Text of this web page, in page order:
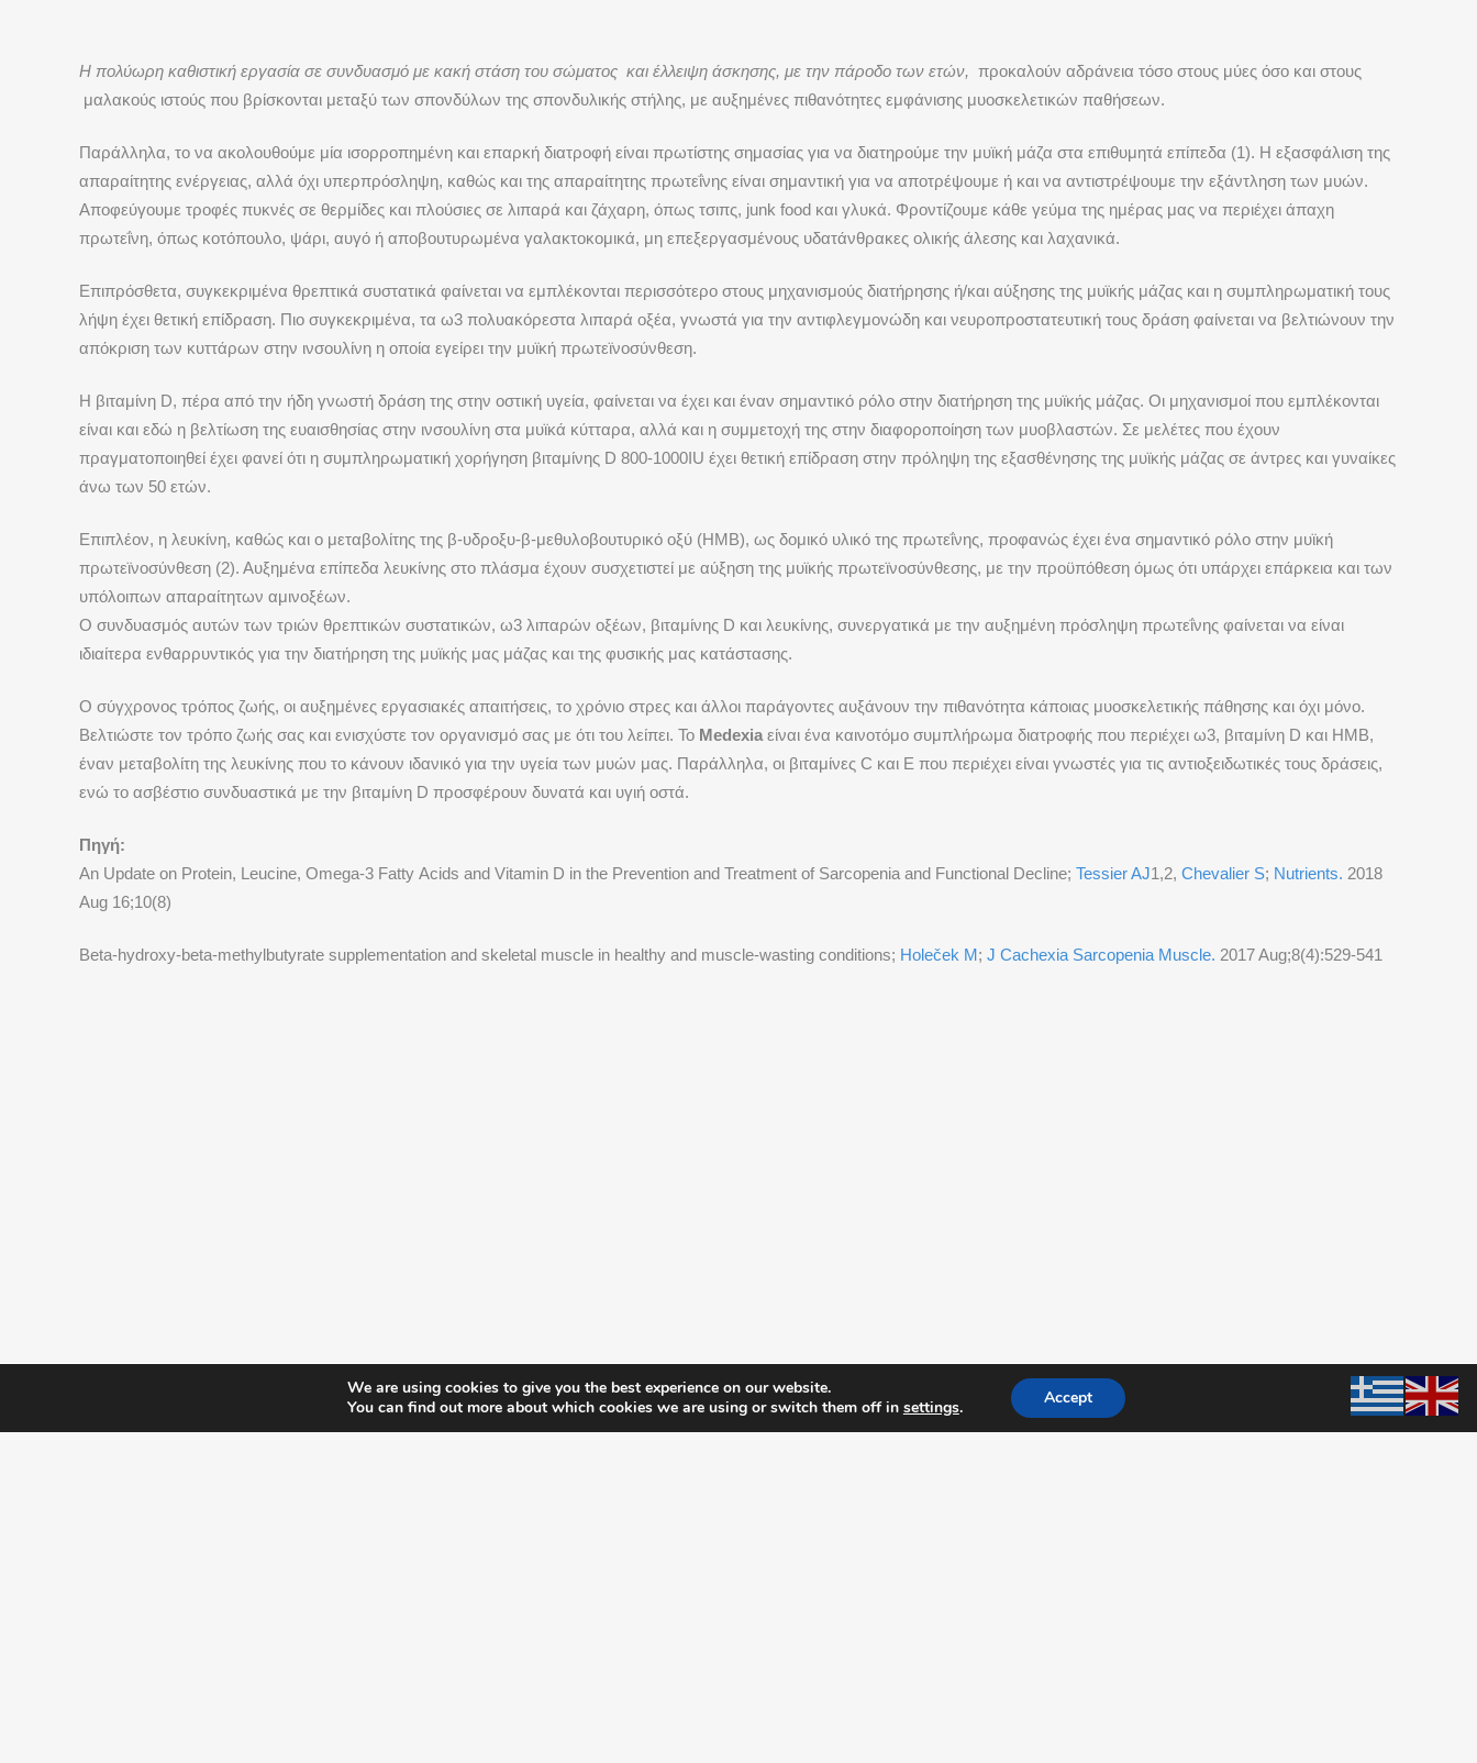
Η πολύωρη καθιστική εργασία σε συνδυασμό με κακή στάση του σώματος και έλλειψη άσκησης, με την πάροδο των ετών, προκαλούν αδράνεια τόσο στους μύες όσο και στους
μαλακούς ιστούς που βρίσκονται μεταξύ των σπονδύλων της σπονδυλικής στήλης, με αυξημένες πιθανότητες εμφάνισης μυοσκελετικών παθήσεων.
Παράλληλα, το να ακολουθούμε μία ισορροπημένη και επαρκή διατροφή είναι πρωτίστης σημασίας για να διατηρούμε την μυϊκή μάζα στα επιθυμητά επίπεδα (1). Η εξασφάλιση της
απαραίτητης ενέργειας, αλλά όχι υπερπρόσληψη, καθώς και της απαραίτητης πρωτεΐνης είναι σημαντική για να αποτρέψουμε ή και να αντιστρέψουμε την εξάντληση των μυών.
Αποφεύγουμε τροφές πυκνές σε θερμίδες και πλούσιες σε λιπαρά και ζάχαρη, όπως τσιπς, junk food και γλυκά. Φροντίζουμε κάθε γεύμα της ημέρας μας να περιέχει άπαχη
πρωτεΐνη, όπως κοτόπουλο, ψάρι, αυγό ή αποβουτυρωμένα γαλακτοκομικά, μη επεξεργασμένους υδατάνθρακες ολικής άλεσης και λαχανικά.
Επιπρόσθετα, συγκεκριμένα θρεπτικά συστατικά φαίνεται να εμπλέκονται περισσότερο στους μηχανισμούς διατήρησης ή/και αύξησης της μυϊκής μάζας και η συμπληρωματική τους
λήψη έχει θετική επίδραση. Πιο συγκεκριμένα, τα ω3 πολυακόρεστα λιπαρά οξέα, γνωστά για την αντιφλεγμονώδη και νευροπροστατευτική τους δράση φαίνεται να βελτιώνουν την
απόκριση των κυττάρων στην ινσουλίνη η οποία εγείρει την μυϊκή πρωτεϊνοσύνθεση.
Η βιταμίνη D, πέρα από την ήδη γνωστή δράση της στην οστική υγεία, φαίνεται να έχει και έναν σημαντικό ρόλο στην διατήρηση της μυϊκής μάζας. Οι μηχανισμοί που εμπλέκονται
είναι και εδώ η βελτίωση της ευαισθησίας στην ινσουλίνη στα μυϊκά κύτταρα, αλλά και η συμμετοχή της στην διαφοροποίηση των μυοβλαστών. Σε μελέτες που έχουν
πραγματοποιηθεί έχει φανεί ότι η συμπληρωματική χορήγηση βιταμίνης D 800-1000IU έχει θετική επίδραση στην πρόληψη της εξασθένησης της μυϊκής μάζας σε άντρες και γυναίκες
άνω των 50 ετών.
Επιπλέον, η λευκίνη, καθώς και ο μεταβολίτης της β-υδροξυ-β-μεθυλοβουτυρικό οξύ (HMB), ως δομικό υλικό της πρωτεΐνης, προφανώς έχει ένα σημαντικό ρόλο στην μυϊκή
πρωτεϊνοσύνθεση (2). Αυξημένα επίπεδα λευκίνης στο πλάσμα έχουν συσχετιστεί με αύξηση της μυϊκής πρωτεϊνοσύνθεσης, με την προϋπόθεση όμως ότι υπάρχει επάρκεια και των
υπόλοιπων απαραίτητων αμινοξέων.
Ο συνδυασμός αυτών των τριών θρεπτικών συστατικών, ω3 λιπαρών οξέων, βιταμίνης D και λευκίνης, συνεργατικά με την αυξημένη πρόσληψη πρωτεΐνης φαίνεται να είναι
ιδιαίτερα ενθαρρυντικός για την διατήρηση της μυϊκής μας μάζας και της φυσικής μας κατάστασης.
Ο σύγχρονος τρόπος ζωής, οι αυξημένες εργασιακές απαιτήσεις, το χρόνιο στρες και άλλοι παράγοντες αυξάνουν την πιθανότητα κάποιας μυοσκελετικής πάθησης και όχι μόνο.
Βελτιώστε τον τρόπο ζωής σας και ενισχύστε τον οργανισμό σας με ότι του λείπει. Το Medexia είναι ένα καινοτόμο συμπλήρωμα διατροφής που περιέχει ω3, βιταμίνη D και HMB,
έναν μεταβολίτη της λευκίνης που το κάνουν ιδανικό για την υγεία των μυών μας. Παράλληλα, οι βιταμίνες C και E που περιέχει είναι γνωστές για τις αντιοξειδωτικές τους δράσεις,
ενώ το ασβέστιο συνδυαστικά με την βιταμίνη D προσφέρουν δυνατά και υγιή οστά.
Πηγή:
An Update on Protein, Leucine, Omega-3 Fatty Acids and Vitamin D in the Prevention and Treatment of Sarcopenia and Functional Decline; Tessier AJ1,2, Chevalier S; Nutrients. 2018
Aug 16;10(8)
Beta-hydroxy-beta-methylbutyrate supplementation and skeletal muscle in healthy and muscle-wasting conditions; Holeček M; J Cachexia Sarcopenia Muscle. 2017 Aug;8(4):529-541
Copyright © 2017 Medella. All rights reserved. Made bywww.elegento.com
We are using cookies to give you the best experience on our website.
You can find out more about which cookies we are using or switch them off in settings. Accept